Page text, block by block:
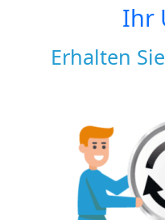
Ihr
Erhalten